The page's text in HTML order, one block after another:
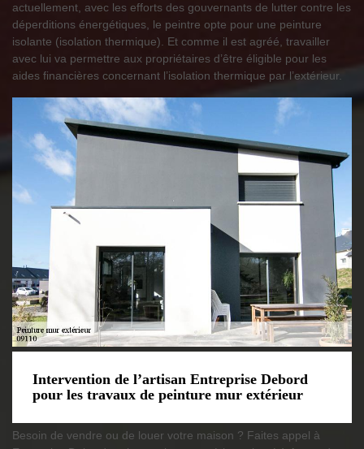
actuellement, avec les efforts des gouvernants de lutter contre les
déperditions énergétiques, le peintre opte pour une peinture
isolante (isolation thermique). Et comme il est agréé, travailler
avec lui va permettre aux propriétaires d’être éligible pour les
aides financières concernant l’isolation thermique par l’extérieur.
Intervention de l’artisan Entreprise Debord
pour les travaux de peinture mur extérieur
Besoin de vendre ou de louer votre maison ? Faites appel à